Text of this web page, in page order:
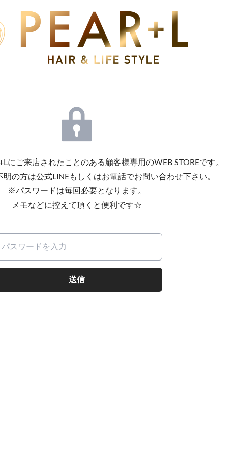
にご来店されたことのある顧客様専用のWEB STOREです。
の方は公式LINEもしくはお電話でお問い合わせ下さい。
※パスワードは毎回必要となります。
メモなどに控えて頂くと便利です☆